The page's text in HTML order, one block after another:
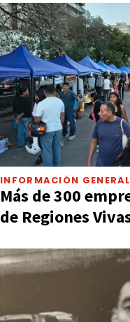
INFORMACIÓN GENERAL
Más de 300
de Regiones